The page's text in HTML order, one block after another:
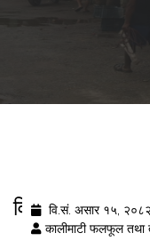
विषादी अवशेष
वि.सं. असार १५, २०८२
कालीमाटी फलफूल तथा